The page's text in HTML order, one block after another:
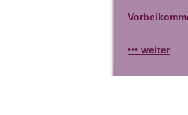
••• weiter